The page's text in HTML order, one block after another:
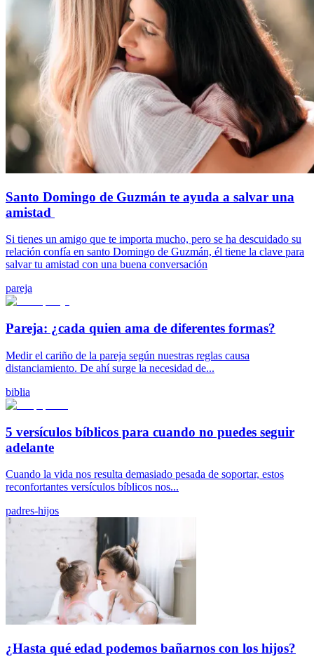
Santo Domingo de Guzmán te ayuda a salvar una
amistad
Si tienes un amigo que te importa mucho, pero se ha descuidado su
relación confía en santo Domingo de Guzmán, él tiene la clave para
salvar tu amistad con una buena conversación
pareja
Pareja: ¿cada quien ama de diferentes formas?
Medir el cariño de la pareja según nuestras reglas causa
distanciamiento. De ahí surge la necesidad de...
biblia
5 versículos bíblicos para cuando no puedes seguir
adelante
Cuando la vida nos resulta demasiado pesada de soportar, estos
reconfortantes versículos bíblicos nos...
padres-hijos
¿Hasta qué edad podemos bañarnos con los hijos?